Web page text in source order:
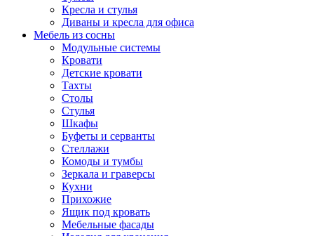
Кресла и стулья
Диваны и кресла для офиса
Мебель из сосны
Модульные системы
Кровати
Детские кровати
Тахты
Столы
Стулья
Шкафы
Буфеты и серванты
Стеллажи
Комоды и тумбы
Зеркала и граверсы
Кухни
Прихожие
Ящик под кровать
Мебельные фасады